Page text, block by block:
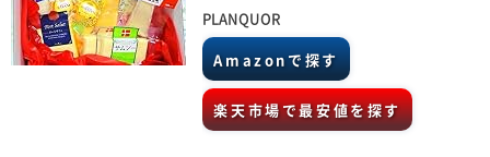
PLANQUOR
Amazonで探す
楽天市場で最安値を探す